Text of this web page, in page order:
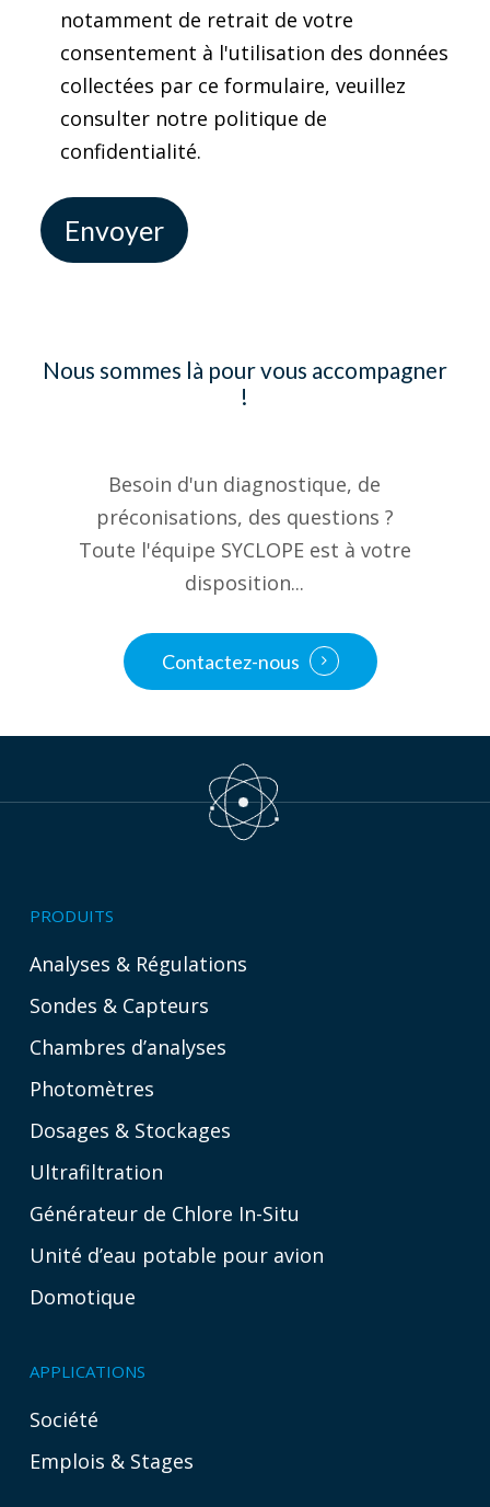
notamment de retrait de votre
consentement à l'utilisation des données
collectées par ce formulaire, veuillez
consulter notre politique de
confidentialité.
Nous sommes là pour vous accompagner
!
Besoin d'un diagnostique, de
préconisations, des questions ?
Toute l'équipe SYCLOPE est à votre
disposition...
Contactez-nous
PRODUITS
Analyses & Régulations
Sondes & Capteurs
Chambres d’analyses
Photomètres
Dosages & Stockages
Ultrafiltration
Générateur de Chlore In-Situ
Unité d’eau potable pour avion
Domotique
APPLICATIONS
Société
Emplois & Stages